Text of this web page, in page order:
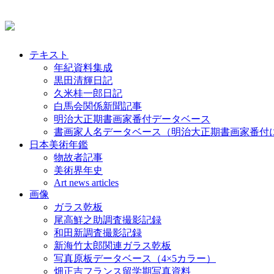
テキスト
年紀資料集成
黒田清輝日記
久米桂一郎日記
白馬会関係新聞記事
明治大正期書画家番付データベース
書画家人名データベース（明治大正期書画家番付
日本美術年鑑
物故者記事
美術界年史
Art news articles
画像
ガラス乾板
尾高鮮之助調査撮影記録
和田新調査撮影記録
新海竹太郎関連ガラス乾板
写真原板データベース（4×5カラー）
畑正吉フランス留学期写真資料